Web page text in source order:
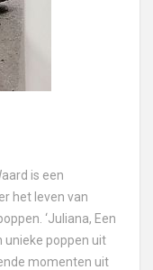
is een
het leven van
‘Juliana, Een
unieke poppen uit
momenten uit